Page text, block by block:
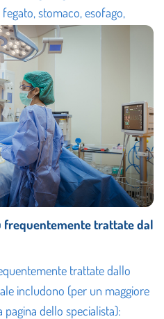
stomaco, esofago,
biliari), mammella e tiroide.
frequentemente trattate dal
trattate dallo
includono (per un maggiore
dello specialista):